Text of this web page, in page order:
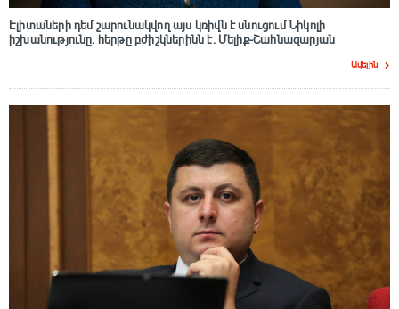
Էլիտաների դեմ շարունակվող այս կռիվն է սնուցում Նիկոլի
իշխանությունը. հերթը բժիշկներինն է. Մելիք-Շահնազարյան
Ավելին